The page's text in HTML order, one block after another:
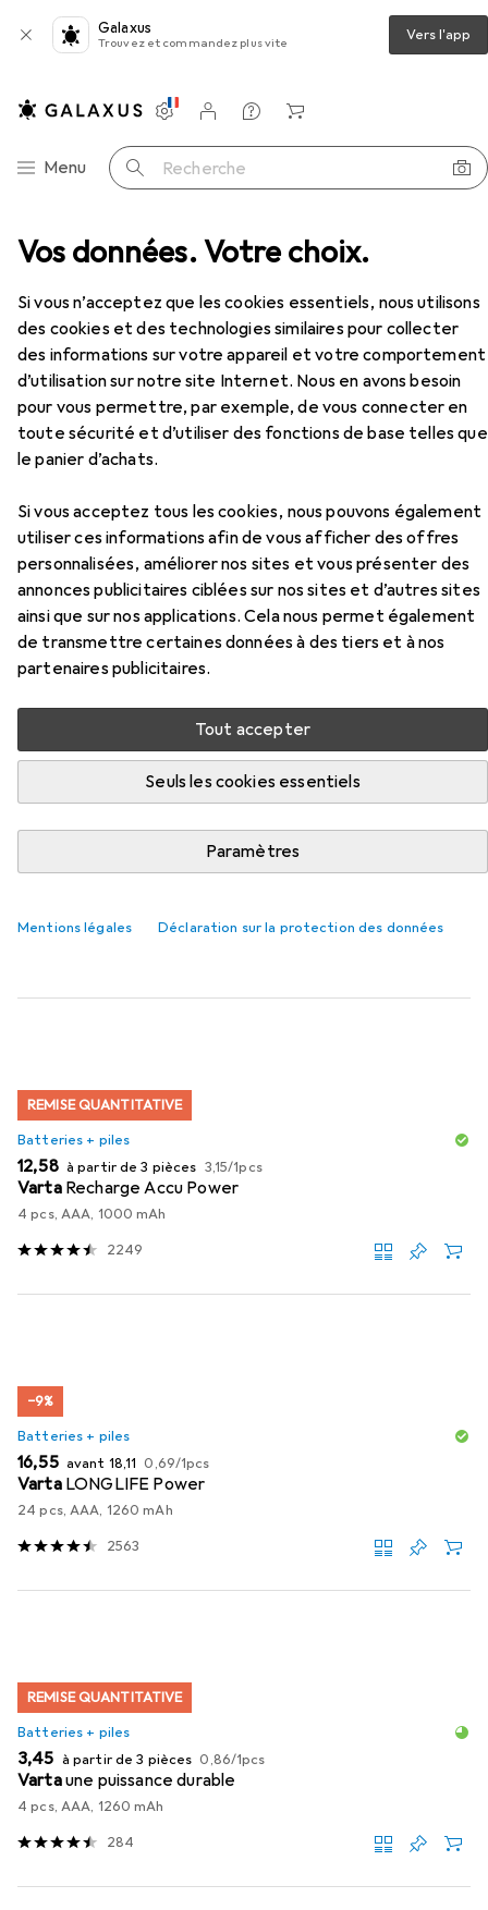
Vos données. Votre choix.
Si vous n’acceptez que les cookies essentiels, nous utilisons
des cookies et des technologies similaires pour collecter
des informations sur votre appareil et votre comportement
d’utilisation sur notre site Internet. Nous en avons besoin
pour vous permettre, par exemple, de vous connecter en
toute sécurité et d’utiliser des fonctions de base telles que
le panier d’achats.
Si vous acceptez tous les cookies, nous pouvons également
utiliser ces informations afin de vous afficher des offres
personnalisées, améliorer nos sites et vous présenter des
annonces publicitaires ciblées sur nos sites et d’autres sites
ainsi que sur nos applications. Cela nous permet également
de transmettre certaines données à des tiers et à nos
partenaires publicitaires.
Tout accepter
Seuls les cookies essentiels
Paramètres
Mentions légales Déclaration sur la protection des données
Galaxus
Trouvez et commandez plus vite Vers l'app
Navigation par catégorie
Menu Recherche
Paramètres
Compte client
Listes de comparaison
Listes d'envies
Panier
Energizer Lampe de camping Compact 2in1
Energizer Lampe de camping Compact
2in1
Accessoires pour Energizer
Lampe de camping Compact 2in1
Ici, vous trouverez des accessoires compatibles avec le
produit Energizer Lampe de camping Compact 2in1 de la
catégorie Batteries + piles.
Populaire Energizer
Pertinence
Liste des produits
EUR
18,88 0,47/1pcs
REMISE QUANTITATIVE
Batteries + piles
EUR
12,58 à partir de 3 pièces EUR
3,15/1pcs
Varta Recharge Accu Power
4 pcs, AAA, 1000 mAh
2249
−9%
Batteries + piles
EUR
16,55 avant EUR
18,11 EUR
0,69/1pcs
Varta LONGLIFE Power
24 pcs, AAA, 1260 mAh
2563
REMISE QUANTITATIVE
Batteries + piles
EUR
3,45 à partir de 3 pièces EUR
0,86/1pcs
Vartaune puissance durable
4 pcs, AAA, 1260 mAh
284